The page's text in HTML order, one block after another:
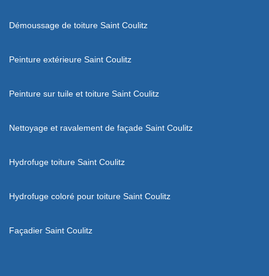
Démoussage de toiture Saint Coulitz
Peinture extérieure Saint Coulitz
Peinture sur tuile et toiture Saint Coulitz
Nettoyage et ravalement de façade Saint Coulitz
Hydrofuge toiture Saint Coulitz
Hydrofuge coloré pour toiture Saint Coulitz
Façadier Saint Coulitz